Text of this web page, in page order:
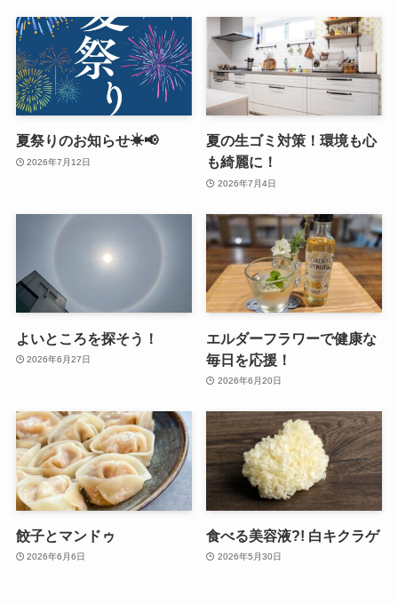
夏祭りのお知らせ☀📢
2026年7月12日
夏の生ゴミ対策！環境も心
も綺麗に！
2026年7月4日
よいところを探そう！
2026年6月27日
エルダーフラワーで健康な
毎日を応援！
2026年6月20日
餃子とマンドゥ
2026年6月6日
食べる美容液?! 白キクラゲ
2026年5月30日